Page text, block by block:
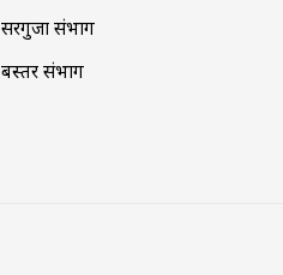
सरगुजा संभाग
बस्तर संभाग